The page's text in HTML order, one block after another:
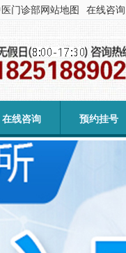
在线咨询
网站地图
门诊部
在线咨询 预约挂号